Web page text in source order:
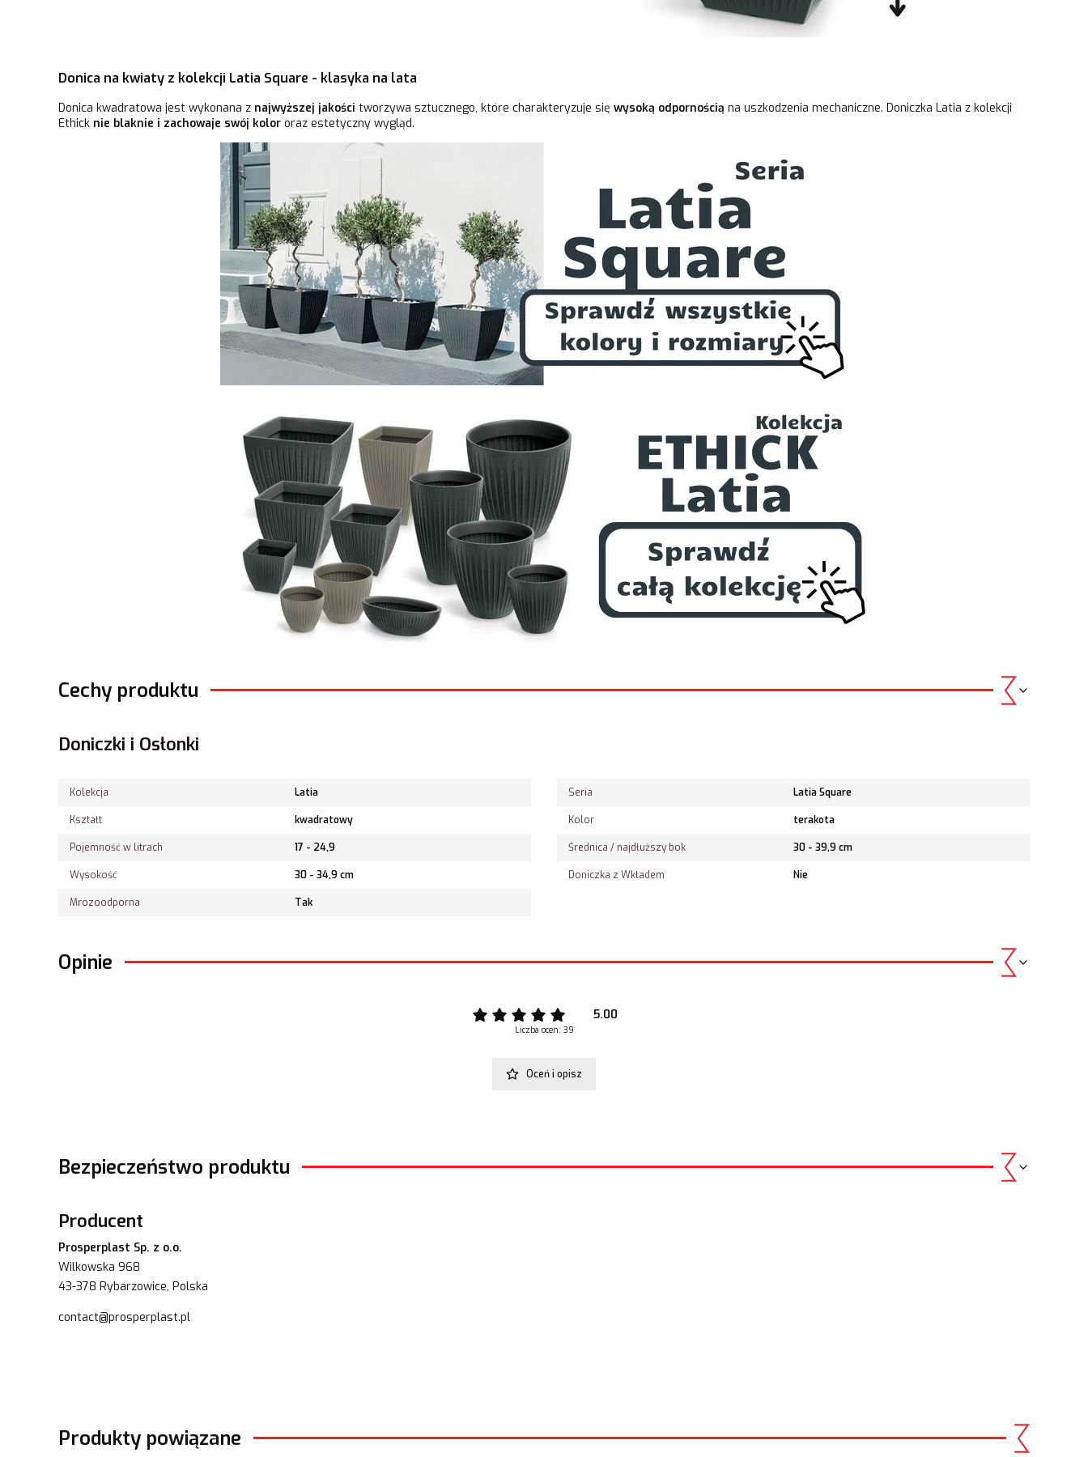
Donica na kwiaty z kolekcji Latia Square - klasyka na lata
Donica kwadratowa jest wykonana z najwyższej jakości tworzywa sztucznego, które charakteryzuje się wysoką odpornością na uszkodzenia mechaniczne. Doniczka Latia z kolekcji
Ethick nie blaknie i zachowaje swój kolor oraz estetyczny wygląd.
Cechy produktu
Doniczki i Osłonki
Kolekcja Latia Seria Latia Square
Kształt kwadratowy Kolor terakota
Pojemność w litrach 17 - 24,9 Średnica / najdłuższy bok 30 - 39,9 cm
Wysokość 30 - 34,9 cm Doniczka z Wkładem Nie
Mrozoodporna Tak
Opinie
5.00
Liczba ocen: 39
Oceń i opisz
Bezpieczeństwo produktu
Producent
Prosperplast Sp. z o.o.
Wilkowska 968
43-378 Rybarzowice, Polska
contact@prosperplast.pl
Produkty powiązane